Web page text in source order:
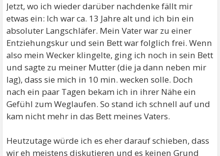
Jetzt, wo ich wieder darüber nachdenke fällt mir
etwas ein: Ich war ca. 13 Jahre alt und ich bin ein
absoluter Langschläfer. Mein Vater war zu einer
Entziehungskur und sein Bett war folglich frei. Wenn
also mein Wecker klingelte, ging ich noch in sein Bett
und sagte zu meiner Mutter (die ja dann neben mir
lag), dass sie mich in 10 min. wecken solle. Doch
nach ein paar Tagen bekam ich in ihrer Nähe ein
Gefühl zum Weglaufen. So stand ich schnell auf und
kam nicht mehr in das Bett meines Vaters.
Heutzutage würde ich es eher darauf schieben, dass
wir eh meistens diskutieren und es keinen Grund